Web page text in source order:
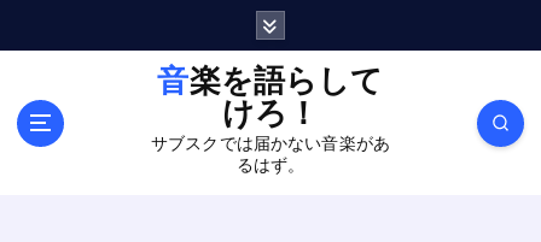
音楽を語らして
けろ！
サブスクでは届かない音楽があ
るはず。